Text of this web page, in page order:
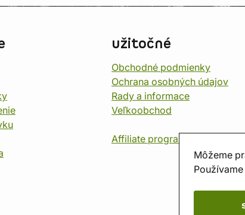
Môžeme
užitočné
Obchodné podmienky
Ochrana osobných údajov
Rady a informace
Veľkoobchod
Affiliate program